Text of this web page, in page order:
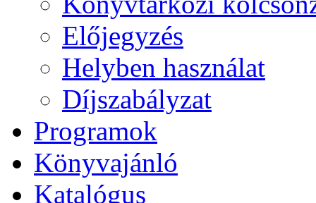
Előjegyzés
Helyben használat
Díjszabályzat
Programok
Könyvajánló
Katalógus